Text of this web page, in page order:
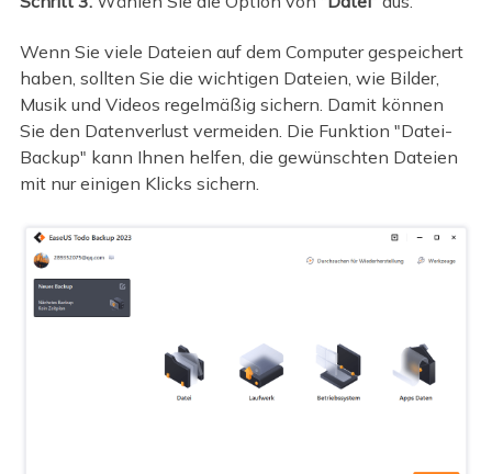
Wenn Sie viele Dateien auf dem Computer gespeichert
haben, sollten Sie die wichtigen Dateien, wie Bilder,
Musik und Videos regelmäßig sichern. Damit können
Sie den Datenverlust vermeiden. Die Funktion "Datei-
Backup" kann Ihnen helfen, die gewünschten Dateien
mit nur einigen Klicks sichern.